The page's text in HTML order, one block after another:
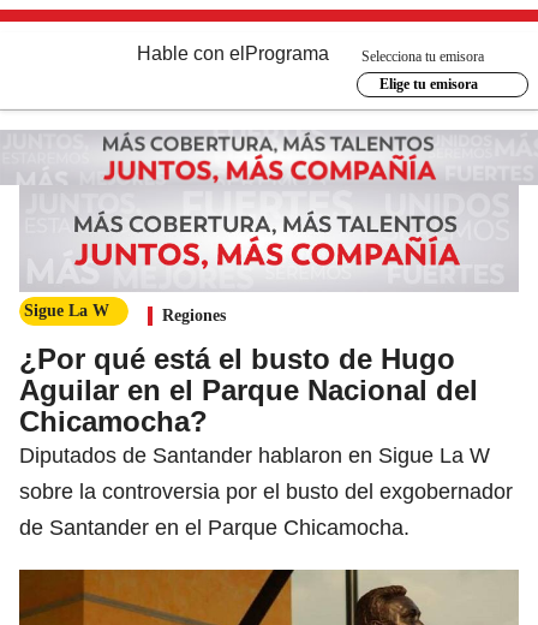
Hable con el Programa
Selecciona tu emisora
Elige tu emisora
Sigue La W Regiones
¿Por qué está el busto de Hugo
Aguilar en el Parque Nacional del
Chicamocha?
Diputados de Santander hablaron en Sigue La W
sobre la controversia por el busto del exgobernador
de Santander en el Parque Chicamocha.